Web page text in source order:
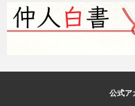
公式ア